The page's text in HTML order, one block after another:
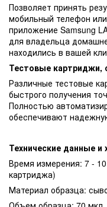
Позволяет принять
мобильный телефон
приложение Samsung
для владельца
находились в вашей
Тестовые картриджи,
Различные тестовые
быстрого получения
Полностью
обеспечивают
Технические данные и
Время измерения: 7 -
картриджа)
Материал образца: